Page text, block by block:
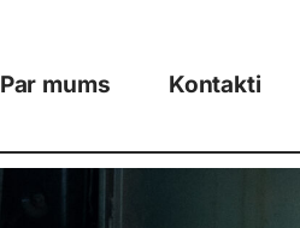
Par mums Kontakti